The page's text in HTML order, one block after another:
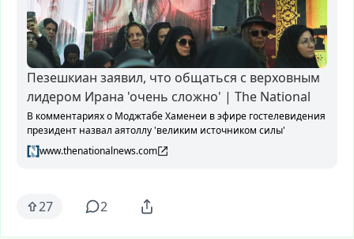
Пезешкиан заявил, что общаться с верховным
лидером Ирана 'очень сложно' | The National
В комментариях о Моджтабе Хаменеи в эфире гостелевидения
президент назвал аятоллу 'великим источником силы'
www.thenationalnews.com
27 2